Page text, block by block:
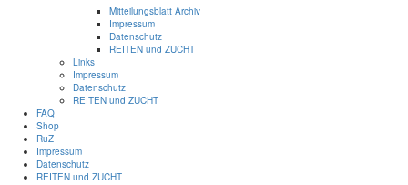
Mitteilungsblatt Archiv
Impressum
Datenschutz
REITEN und ZUCHT
Links
Impressum
Datenschutz
REITEN und ZUCHT
FAQ
Shop
RuZ
Impressum
Datenschutz
REITEN und ZUCHT